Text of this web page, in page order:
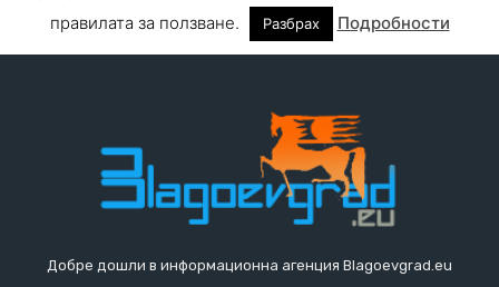
Добре дошли в информационна агенция Blagoevgrad.eu